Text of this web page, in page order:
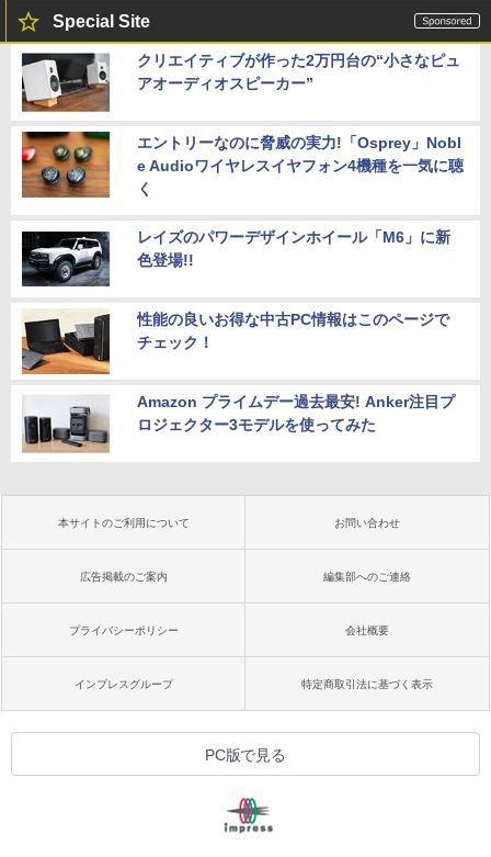
Special Site
クリエイティブが作った2万円台の“小さなピュ
アオーディオスピーカー”
エントリーなのに脅威の実力!「Osprey」Nobl
e Audioワイヤレスイヤフォン4機種を一気に聴
く
レイズのパワーデザインホイール「M6」に新
色登場!!
性能の良いお得な中古PC情報はこのページで
チェック！
Amazon プライムデー過去最安! Anker注目プ
ロジェクター3モデルを使ってみた
本サイトのご利用について お問い合わせ
広告掲載のご案内 編集部へのご連絡
プライバシーポリシー 会社概要
インプレスグループ 特定商取引法に基づく表示
PC版で見る